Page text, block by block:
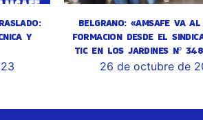
Y
BELGRANO: «AMSAFE VA
FORMACION DESDE EL
TIC EN LOS JARDINES Nº
26 de octubre de